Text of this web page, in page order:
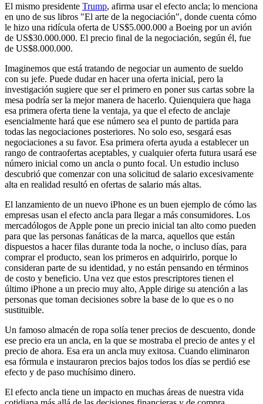
El mismo presidente Trump, afirma usar el efecto ancla; lo menciona
en uno de sus libros "El arte de la negociación", donde cuenta cómo
le hizo una ridícula oferta de US$5.000.000 a Boeing por un avión
de US$30.000.000. El precio final de la negociación, según él, fue
de US$8.000.000.
Imaginemos que está tratando de negociar un aumento de sueldo
con su jefe. Puede dudar en hacer una oferta inicial, pero la
investigación sugiere que ser el primero en poner sus cartas sobre la
mesa podría ser la mejor manera de hacerlo. Quienquiera que haga
esa primera oferta tiene la ventaja, ya que el efecto de anclaje
esencialmente hará que ese número sea el punto de partida para
todas las negociaciones posteriores. No solo eso, sesgará esas
negociaciones a su favor. Esa primera oferta ayuda a establecer un
rango de contraofertas aceptables, y cualquier oferta futura usará ese
número inicial como un ancla o punto focal. Un estudio incluso
descubrió que comenzar con una solicitud de salario excesivamente
alta en realidad resultó en ofertas de salario más altas.
El lanzamiento de un nuevo iPhone es un buen ejemplo de cómo las
empresas usan el efecto ancla para llegar a más consumidores. Los
mercadólogos de Apple pone un precio inicial tan alto como pueden
para que las personas fanáticas de la marca, aquellos que están
dispuestos a hacer filas durante toda la noche, o incluso días, para
comprar el producto, sean los primeros en adquirirlo, porque lo
consideran parte de su identidad, y no están pensando en términos
de costo y beneficio. Una vez que estos prescriptores tienen el
último iPhone a un precio muy alto, Apple dirige su atención a las
personas que toman decisiones sobre la base de lo que es o no
sustituible.
Un famoso almacén de ropa solía tener precios de descuento, donde
ese precio era un ancla, en la que se mostraba el precio de antes y el
precio de ahora. Esa era un ancla muy exitosa. Cuando eliminaron
esa fórmula e instauraron precios bajos todos los días se perdió ese
efecto y de paso muchísimo dinero.
El efecto ancla tiene un impacto en muchas áreas de nuestra vida